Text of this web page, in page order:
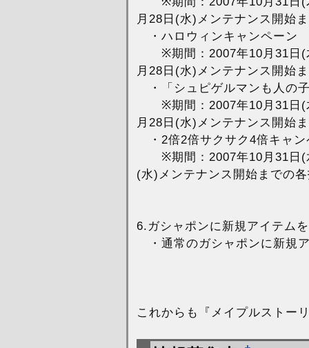
月28日(水)メンテナンス開始
・ハロウィンキャンペーン
※期間：2007年10月31日(
月28日(水)メンテナンス開始
・「シュピゲルマンも人の
※期間：2007年10月31日(
月28日(水)メンテナンス開始
・2倍2倍サクサク4倍キャン
※期間：2007年10月31日(
(水)メンテナンス開始までの
6.ガシャポンに新規アイテム
・通常のガシャポンに新規
これからも『メイプルストー